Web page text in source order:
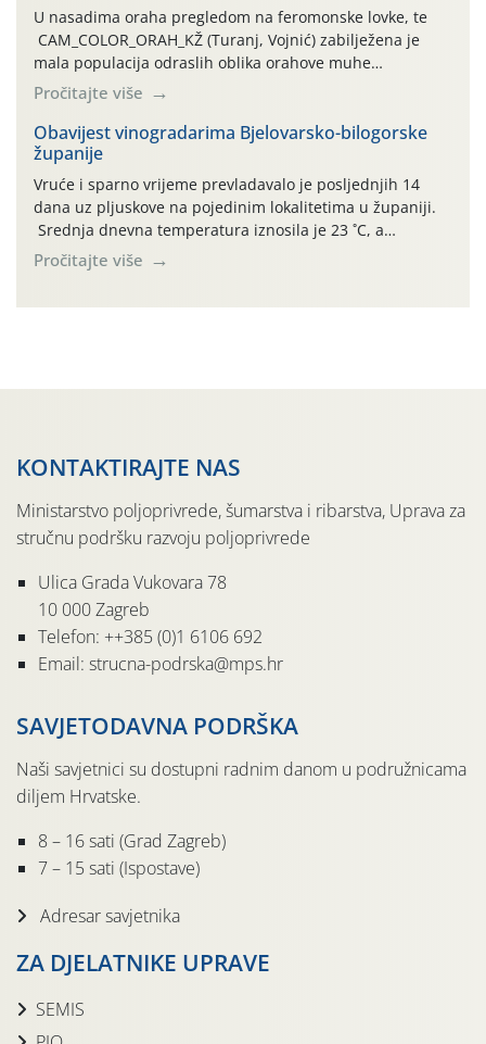
U nasadima oraha pregledom na feromonske lovke, te
CAM_COLOR_ORAH_KŽ (Turanj, Vojnić) zabilježena je
mala populacija odraslih oblika orahove muhe
(Rhagoletis completa). Niska brojnost može se objasniti
činjenicom da je riječ o mladim nasadima s vrlo malim
urodom, što je povezano i s manjim brojem prezimjelih
jedinki. U starijim nasadima, na žutim ljepljivim Rebell
pločama s […]
Pročitajte više
Obavijest vinogradarima Bjelovarsko-bilogorske
županije
Vruće i sparno vrijeme prevladavalo je posljednjih 14
dana uz pljuskove na pojedinim lokalitetima u županiji.
Srednja dnevna temperatura iznosila je 23 ˚C, a
maksimalne su posljednjih dana dosezale do 35 ˚C.
Simptome plamenjače vinove loze (Plasmoparas
Pročitajte više
KONTAKTIRAJTE NAS
Ministarstvo poljoprivrede, šumarstva i ribarstva, Uprava za
stručnu podršku razvoju poljoprivrede
Ulica Grada Vukovara 78
10 000 Zagreb
Telefon: ++385 (0)1 6106 692
Email: strucna-podrska@mps.hr
SAVJETODAVNA PODRŠKA
Naši savjetnici su dostupni radnim danom u podružnicama
diljem Hrvatske.
8 – 16 sati (Grad Zagreb)
7 – 15 sati (Ispostave)
Adresar savjetnika
ZA DJELATNIKE UPRAVE
SEMIS